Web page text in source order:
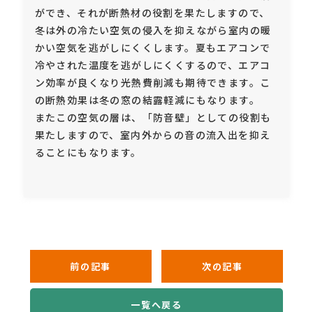
ができ、それが断熱材の役割を果たしますので、
冬は外の冷たい空気の侵入を抑えながら室内の暖
かい空気を逃がしにくくします。夏もエアコンで
冷やされた温度を逃がしにくくするので、エアコ
ン効率が良くなり光熱費削減も期待できます。こ
の断熱効果は冬の窓の結露軽減にもなります。
またこの空気の層は、「防音壁」としての役割も
果たしますので、室内外からの音の流入出を抑え
ることにもなります。
前の記事 次の記事
一覧へ戻る